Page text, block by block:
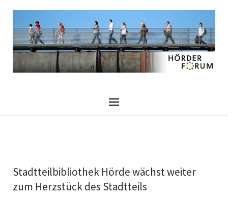
Stadtteilbibliothek Hörde wächst weiter
zum Herzstück des Stadtteils